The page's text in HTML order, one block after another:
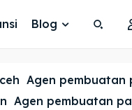
Blog
Agen pembuatan
Agen pembuatan